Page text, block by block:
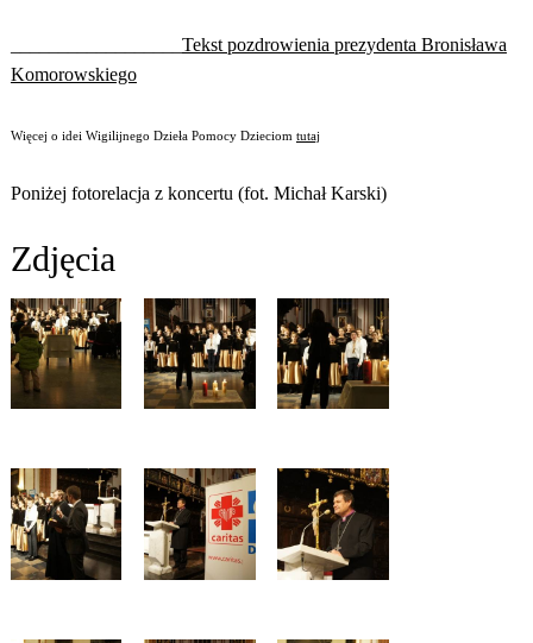
Tekst pozdrowienia prezydenta Bronisława
Komorowskiego
Więcej o idei Wigilijnego Dzieła Pomocy Dzieciom tutaj
Poniżej fotorelacja z koncertu (fot. Michał Karski)
Zdjęcia